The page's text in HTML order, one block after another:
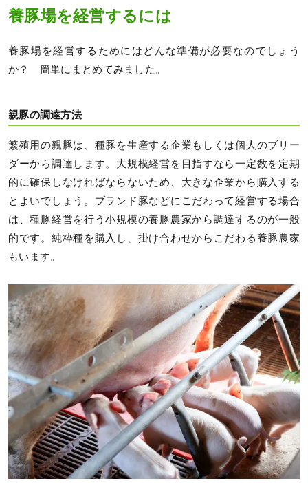
養豚場を経営するには
養豚場を経営するためにはどんな準備が必要なのでしょう
か？ 簡単にまとめてみました。
親豚の調達方法
繁殖用の親豚は、種豚を生産する企業もしくは個人のブリー
ダーから調達します。大規模経営を目指すなら一定数を定期
的に確保しなければならないため、大きな企業から購入する
とよいでしょう。ブランド豚などにこだわって経営する場合
は、種豚経営を行う小規模の養豚農家から調達するのが一般
的です。純粋種を購入し、掛け合わせからこだわる養豚農家
もいます。